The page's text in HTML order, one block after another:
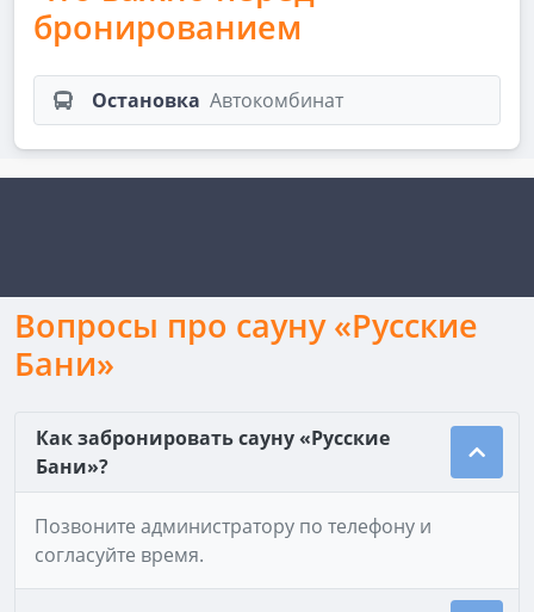
бронированием
Остановка Автокомбинат
Вопросы про сауну «Русские
Бани»
Как забронировать сауну «Русские
Бани»?
Позвоните администратору по телефону и
согласуйте время.